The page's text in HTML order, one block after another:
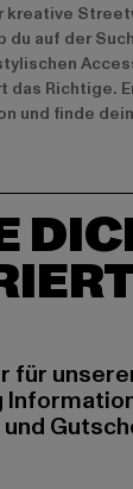
kreative
du auf der
das Richtige.
und finde
für